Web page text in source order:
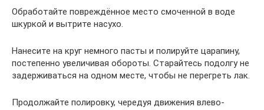
Обработайте повреждённое место смоченной в воде
шкуркой и вытрите насухо.
Нанесите на круг немного пасты и полируйте царапину,
постепенно увеличивая обороты. Старайтесь подолгу не
задерживаться на одном месте, чтобы не перегреть лак.
Продолжайте полировку, чередуя движения влево-